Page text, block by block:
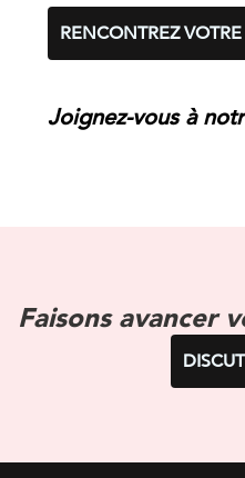
RENCONTREZ
Joignez-vous à
Faisons avancer